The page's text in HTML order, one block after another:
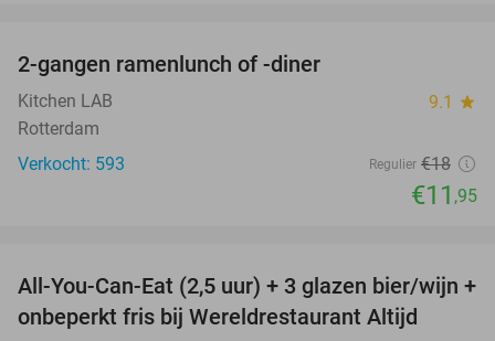
2-gangen ramenlunch of -diner
Kitchen LAB 9.1 star
Rotterdam
Verkocht: 593
Regulier €18
€11 ,95
21%
All-You-Can-Eat (2,5 uur) + 3 glazen bier/wijn +
onbeperkt fris bij Wereldrestaurant Altijd